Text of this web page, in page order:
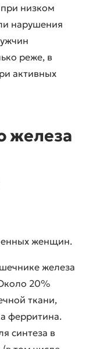
низком
нарушения
реже, в
активных
железа
женщин.
железа
20%
ткани,
ферритина.
синтеза в